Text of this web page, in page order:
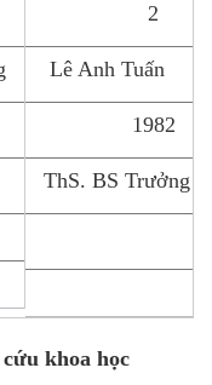
2
Lê Anh Tuấn
1982
ThS. BS Trưởng
khoa học